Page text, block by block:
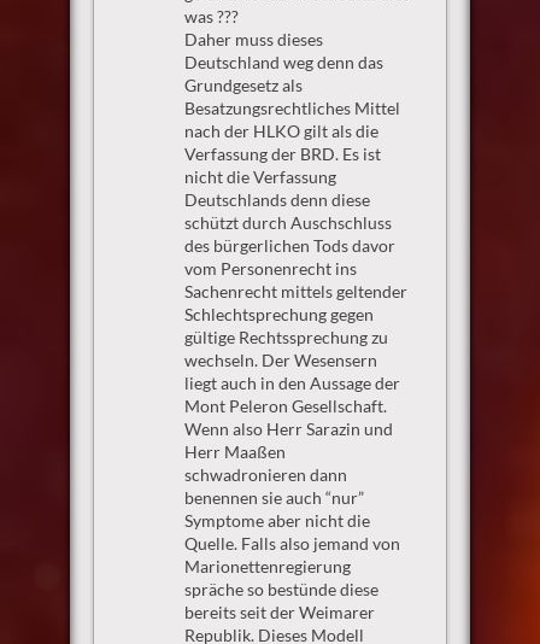
was ???
Daher muss dieses
Deutschland weg denn das
Grundgesetz als
Besatzungsrechtliches Mittel
nach der HLKO gilt als die
Verfassung der BRD. Es ist
nicht die Verfassung
Deutschlands denn diese
schützt durch Auschschluss
des bürgerlichen Tods davor
vom Personenrecht ins
Sachenrecht mittels geltender
Schlechtsprechung gegen
gültige Rechtssprechung zu
wechseln. Der Wesensern
liegt auch in den Aussage der
Mont Peleron Gesellschaft.
Wenn also Herr Sarazin und
Herr Maaßen
schwadronieren dann
benennen sie auch “nur”
Symptome aber nicht die
Quelle. Falls also jemand von
Marionettenregierung
spräche so bestünde diese
bereits seit der Weimarer
Republik. Dieses Modell